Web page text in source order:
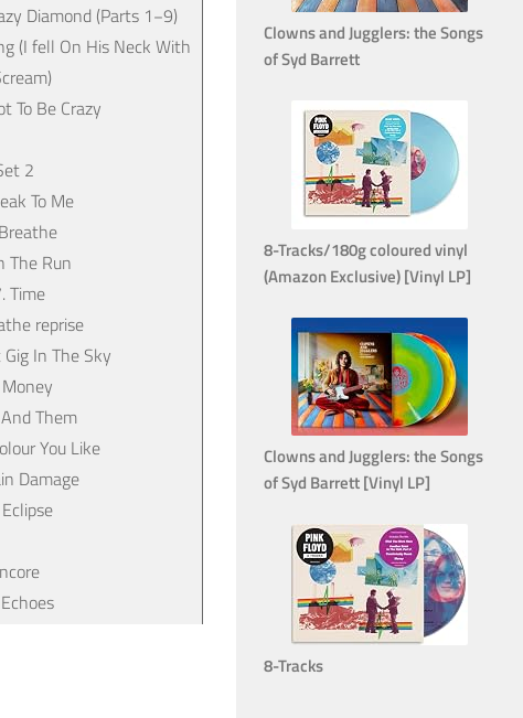
Diamond (Parts 1−9)
(I fell On His Neck With
To Be Crazy
2
To Me
The Run
Time
reprise
In The Sky
Them
You Like
Damage
Clowns and Jugglers: the Songs
of Syd Barrett
8-Tracks/180g coloured vinyl
(Amazon Exclusive) [Vinyl LP]
Clowns and Jugglers: the Songs
of Syd Barrett [Vinyl LP]
8-Tracks